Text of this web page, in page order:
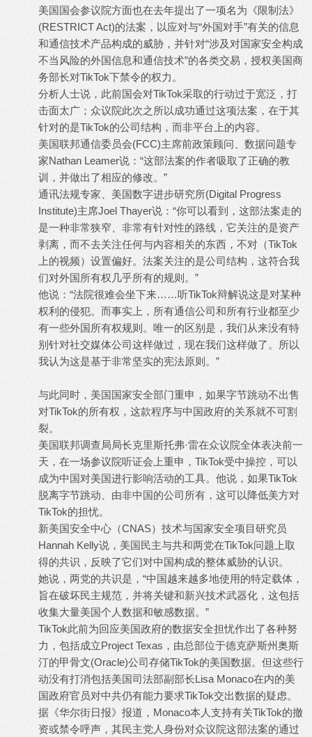
美国国会参议院方面也在去年提出了一项名为《限制法》
(RESTRICT Act)的法案，以应对与“外国对手”有关的信息
和通信技术产品构成的威胁，并针对“涉及对国家安全构成
不当风险的外国信息和通信技术”的各类交易，授权美国商
务部长对TikTok下禁令的权力。
分析人士说，此前国会对TikTok采取的行动过于宽泛，打
击面太广；众议院此次之所以成功通过这项法案，在于其
针对的是TikTok的公司结构，而非平台上的内容。
美国联邦通信委员会(FCC)主席前政策顾问、数据问题专
家Nathan Leamer说：“这部法案的作者吸取了正确的教
训，并做出了相应的修改。”
通讯法规专家、美国数字进步研究所(Digital Progress
Institute)主席Joel Thayer说：“你可以看到，这部法案走的
是一种非常狭窄、非常有针对性的路线，它关注的是资产
剥离，而不去关注任何与内容相关的东西，不对（TikTok
上的视频）设置偏好。法案关注的是公司结构，这符合我
们对外国所有权几乎所有的规则。”
他说：“法院很难会坐下来……听TikTok辩解说这是对某种
权利的侵犯。而事实上，所有通信公司和所有行业都至少
有一些外国所有权规则。唯一的区别是，我们从来没有特
别针对社交媒体公司这样做过，现在我们这样做了。所以
我认为这是基于非常坚实的宪法原则。”
与此同时，美国国家安全部门重申，如果字节跳动不出售
对TikTok的所有权，这款程序与中国政府的关系就不可割
裂。
美国联邦调查局局长克里斯托弗·雷在众议院全体表决前一
天，在一场参议院听证会上重申，TikTok受中操控，可以
成为中国对美国进行影响活动的工具。他说，如果TikTok
脱离字节跳动、由非中国的公司所有，这可以降低美方对
TikTok的担忧。
新美国安全中心（CNAS）技术与国家安全项目研究员
Hannah Kelly说，美国民主与共和两党在TikTok问题上取
得的共识，反映了它们对中国构成的整体威胁的认识。
她说，两党的共识是，“中国越来越多地使用的特定载体，
旨在破坏民主规范，并将关键和新兴技术武器化，这包括
收集大量美国个人数据和敏感数据。”
TikTok此前为回应美国政府的数据安全担忧作出了各种努
力，包括成立Project Texas，由总部位于德克萨斯州奥斯
汀的甲骨文(Oracle)公司存储TikTok的美国数据。但这些行
动没有打消包括美国司法部副部长Lisa Monaco在内的美
国政府官员对中共仍有能力要求TikTok交出数据的疑虑。
据《华尔街日报》报道，Monaco本人支持有关TikTok的撤
资或禁令呼声，其民主党人身份对众议院这部法案的通过